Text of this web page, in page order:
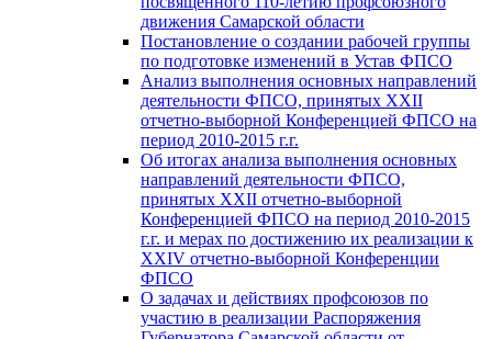
движения Самарской области
Постановление о создании рабочей группы
по подготовке изменений в Устав ФПСО
Анализ выполнения основных направлений
деятельности ФПСО, принятых XXII
отчетно-выборной Конференцией ФПСО на
период 2010-2015 г.г.
Об итогах анализа выполнения основных
направлений деятельности ФПСО,
принятых XXII отчетно-выборной
Конференцией ФПСО на период 2010-2015
г.г. и мерах по достижению их реализации к
XXIV отчетно-выборной Конференции
ФПСО
О задачах и действиях профсоюзов по
участию в реализации Распоряжения